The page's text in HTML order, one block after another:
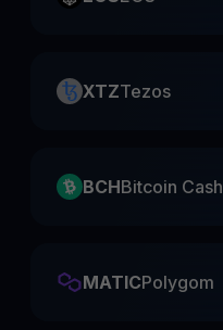
XTZTezos
BCHBitcoin Cash
MATICPolygom